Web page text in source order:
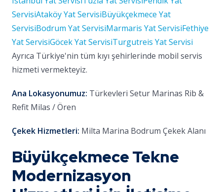
ServisiAtaköy Yat ServisiBüyükçekmece Yat
ServisiBodrum Yat ServisiMarmaris Yat ServisiFethiye
Yat ServisiGöcek Yat ServisiTurgutreis Yat Servisi
Ayrıca Türkiye'nin tüm kıyı şehirlerinde mobil servis
hizmeti vermekteyiz.
Ana Lokasyonumuz: Türkevleri Setur Marinas Rib &
Refit Milas / Ören
Çekek Hizmetleri: Milta Marina Bodrum Çekek Alanı
Büyükçekmece Tekne
Modernizasyon